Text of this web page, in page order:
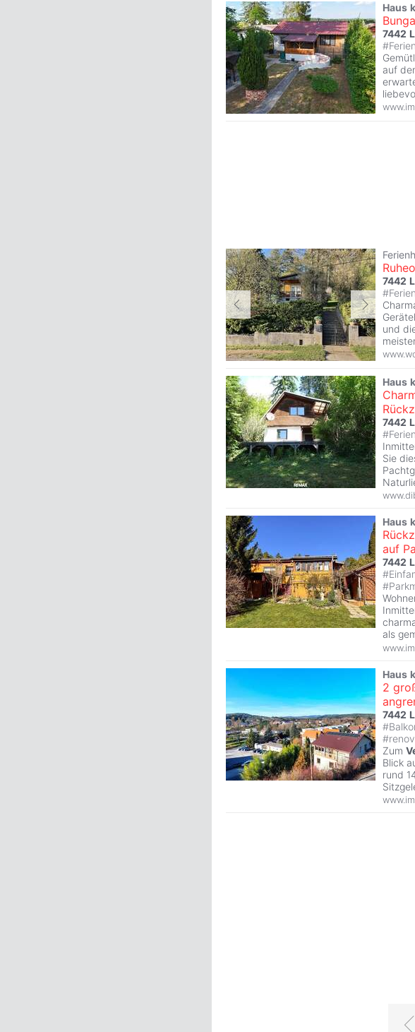
Haus
7442
#
auf
7442
#
und
Haus
7442
#
Sie
Haus
auf
7442
#
#
als
Haus
2
7442
#
#
Zum
Blick
rund